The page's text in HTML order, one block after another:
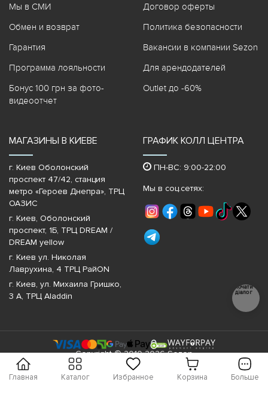
Главная Каталог Избранное Корзина Больше
Мы в СМИ
Обмен и возврат
Гарантия
Программа лояльности
Бонус 100 грн за фото-
видеоотчет
Договор оферты
Политика безопасности
Вакансии в компании Sezon
Для арендодателей
Outlet до -60%
МАГАЗИНЫ В КИЕВЕ
г. Киев Оболонский
проспект 47/42, станция
метро «Героев Днепра»‎, ТРЦ
ОАЗИС
г. Киев, Оболонский
проспект, 1Б, ТРЦ DREAM /
DREAM yellow
г. Киев ул. Николая
Лаврухина, 4 ТРЦ РайON
г. Киев, ул. Михаила Гришко,
3 А, ТРЦ Aladdin
ГРАФИК КОЛЛ ЦЕНТРА
ПН-ВС: 9:00-22:00
Мы в соц.сетях:
Copyright © 2010-2026 Sezon
Почати
діалог